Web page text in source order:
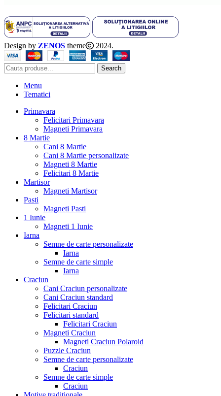
Design by ZENOS theme 2024.
Search
Menu
Tematici
Primavara
Felicitari Primavara
Magneti Primavara
8 Martie
Cani 8 Martie
Cani 8 Martie personalizate
Magneti 8 Martie
Felicitari 8 Martie
Martisor
Magneti Martisor
Pasti
Magneti Pasti
1 Iunie
Magneti 1 Iunie
Iarna
Semne de carte personalizate
Iarna
Semne de carte simple
Iarna
Craciun
Cani Craciun personalizate
Cani Craciun standard
Felicitari Craciun
Felicitari standard
Felicitari Craciun
Magneti Craciun
Magneti Craciun Polaroid
Puzzle Craciun
Semne de carte personalizate
Craciun
Semne de carte simple
Craciun